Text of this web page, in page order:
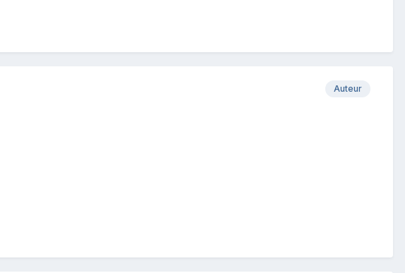
Auteur